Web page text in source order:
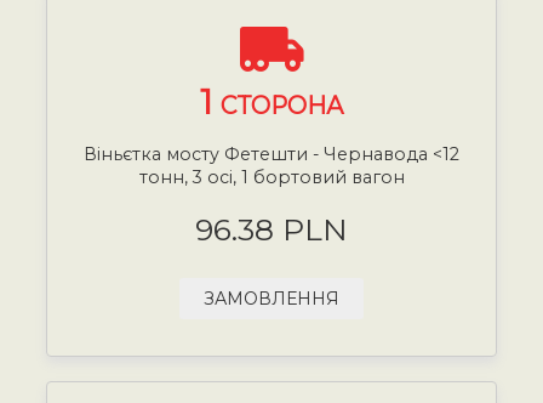
1 СТОРОНА
Віньєтка мосту Фетешти - Чернавода <12
тонн, 3 осі, 1 бортовий вагон
96.38 PLN
ЗАМОВЛЕННЯ